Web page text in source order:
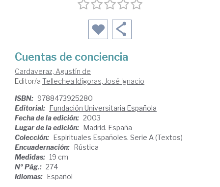
Cuentas de conciencia
Cardaveraz, Agustín de
Editor/a Tellechea Idígoras, José Ignacio
ISBN: 9788473925280
Editorial: Fundación Universitaria Española
Fecha de la edición: 2003
Lugar de la edición: Madrid. España
Colección: Espirituales Españoles. Serie A (Textos)
Encuadernación: Rústica
Medidas: 19 cm
Nº Pág.: 274
Idiomas: Español